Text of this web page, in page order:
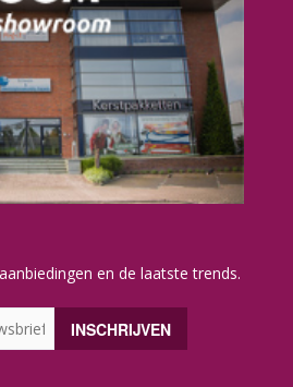
en de laatste trends.